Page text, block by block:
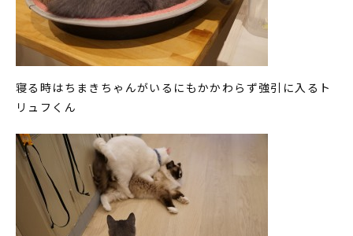
寝る時はちまきちゃんがいるにもかかわらず強引に入るト
リュフくん